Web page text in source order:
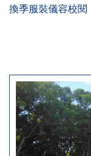
換季服裝儀容校閱